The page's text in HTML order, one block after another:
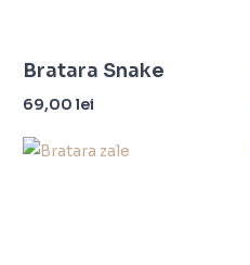
Bratara Snake
69,00lei
Adaugă în coș